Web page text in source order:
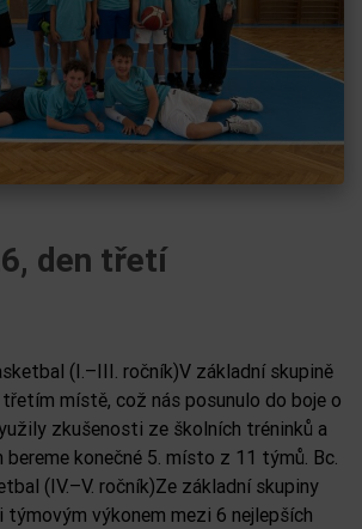
den třetí
(I.–III. ročník)V základní skupině
místě, což nás posunulo do boje o
zkušenosti ze školních tréninků a
bereme konečné 5. místo z 11 týmů. Bc.
(IV.–V. ročník)Ze základní skupiny
týmovým výkonem mezi 6 nejlepších